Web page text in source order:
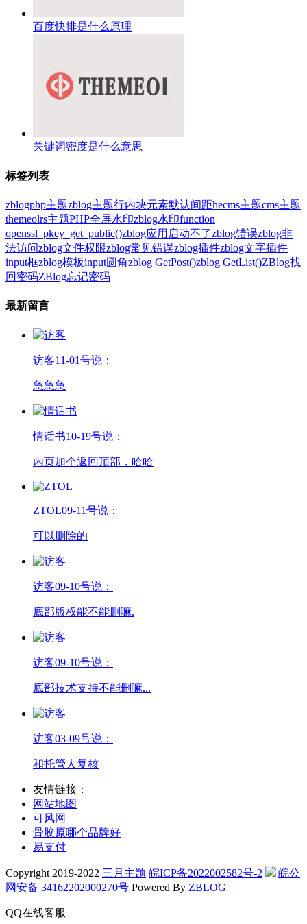
百度快排是什么原理
关键词密度是什么意思
标签列表
zblogphp主题zblog主题行内块元素默认间距hecms主题cms主题
themeolrs主题PHP全屏水印zblog水印function
openssl_pkey_get_public()zblog应用启动不了zblog错误zblog非
法访问zblog文件权限zblog常见错误zblog插件zblog文字插件
input框zblog模板input圆角zblog GetPost()zblog GetList()ZBlog找
回密码ZBlog忘记密码
最新留言
访客11-01号说：
急急急
情话书10-19号说：
内页加个返回顶部，哈哈
ZTOL09-11号说：
可以删除的
访客09-10号说：
底部版权能不能删嘛.
访客09-10号说：
底部技术支持不能删嘛...
访客03-09号说：
和托管人复核
友情链接：
网站地图
可风网
骨胶原哪个品牌好
易支付
Copyright 2019-2022 三月主题 皖ICP备2022002582号-2
皖公
网安备 34162202000270号 Powered By ZBLOG
QQ在线客服